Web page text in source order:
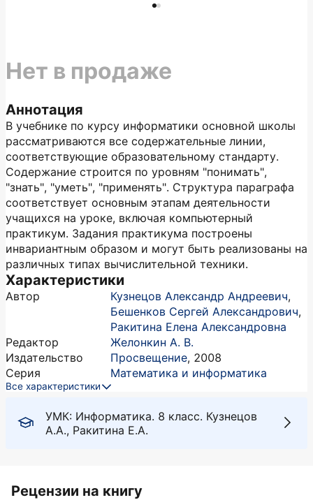
УМК: Информатика. 8 класс. Кузнецов
А.А., Ракитина Е.А.
Аннотация
В учебнике по курсу информатики основной школы
рассматриваются все содержательные линии,
соответствующие образовательному стандарту.
Содержание строится по уровням "понимать",
"знать", "уметь", "применять". Структура параграфа
соответствует основным этапам деятельности
учащихся на уроке, включая компьютерный
практикум. Задания практикума построены
инвариантным образом и могут быть реализованы на
различных типах вычислительной техники.
Характеристики
Автор Кузнецов Александр Андреевич,
Бешенков Сергей Александрович,
Ракитина Елена Александровна
Редактор
Желонкин А. В.
Издательство
Просвещение, 2008
Серия
Математика и информатика
Все характеристики
Нет в продаже
Рецензии на книгу